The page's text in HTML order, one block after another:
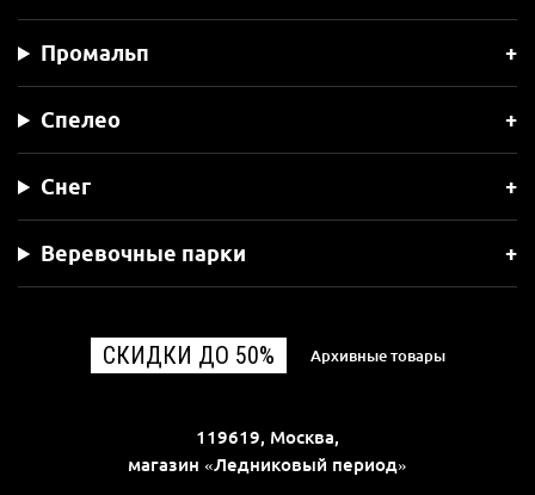
Промальп
Спелео
Снег
Веревочные парки
СКИДКИ ДО 50% Архивные товары
119619, Москва,
магазин «Ледниковый период»